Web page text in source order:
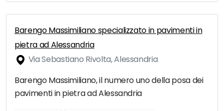
Barengo Massimiliano specializzato in pavimenti in
pietra ad Alessandria
Via Sebastiano Rivolta, Alessandria
Barengo Massimiliano, il numero uno della posa dei
pavimenti in pietra ad Alessandria